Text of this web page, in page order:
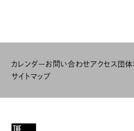
カレンダーお問い合わせアクセス 団体
サイトマップ